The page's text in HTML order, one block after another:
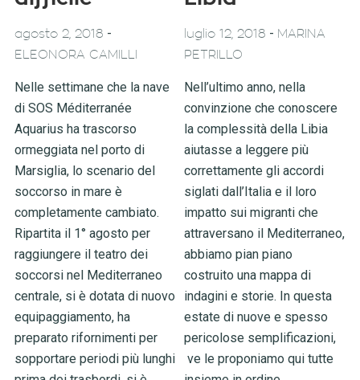
agosto 2, 2018 -
ELEONORA CAMILLI
Nelle settimane che la nave
di SOS Méditerranée
Aquarius ha trascorso
ormeggiata nel porto di
Marsiglia, lo scenario del
soccorso in mare è
completamente cambiato.
Ripartita il 1° agosto per
raggiungere il teatro dei
soccorsi nel Mediterraneo
centrale, si è dotata di nuovo
equipaggiamento, ha
preparato rifornimenti per
sopportare periodi più lunghi
luglio 12, 2018 - MARINA
PETRILLO
Nell’ultimo anno, nella
convinzione che conoscere
la complessità della Libia
aiutasse a leggere più
correttamente gli accordi
siglati dall’Italia e il loro
impatto sui migranti che
attraversano il Mediterraneo,
abbiamo pian piano
costruito una mappa di
indagini e storie. In questa
estate di nuove e spesso
pericolose semplificazioni,
ve le proponiamo qui tutte